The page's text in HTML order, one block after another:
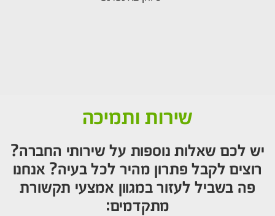
שירות ותמיכה
יש לכם שאלות נוספות על שירותי החברה?
רוצים לקבל פתרון מהיר לכל בעיה? אנחנו
פה בשביל לעזור במגוון אמצעי תקשורת
מתקדמים: